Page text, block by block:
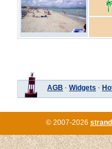
AGB · Widgets ·
© 2007-2026